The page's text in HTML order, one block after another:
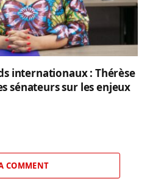
internationaux : Thérèse
sénateurs sur les enjeux
COMMENT